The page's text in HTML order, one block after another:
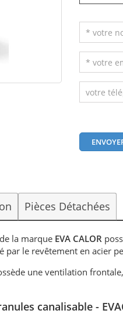
Pièces Détachées
de la marque EVA CALOR
le revêtement en acier
une ventilation
canalisable -